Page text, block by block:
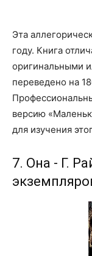
Эта
году. Книга
оригинальными
переведено на
версию
для изучения
7. Она - Г.